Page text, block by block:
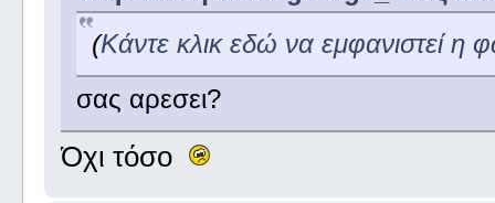
(Κάντε κλικ εδώ να εμφανιστεί η
σας αρεσει?
Όχι τόσο